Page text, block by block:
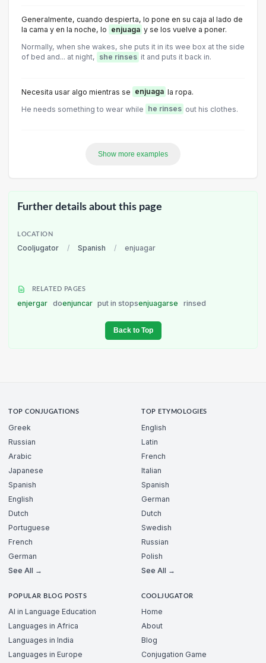
Generalmente, cuando despierta, lo pone en su caja al lado de
la cama y en la noche, lo enjuaga y se los vuelve a poner.
Normally, when she wakes, she puts it in its wee box at the side
of bed and... at night, she rinses it and puts it back in.
Necesita usar algo mientras se enjuaga la ropa.
He needs something to wear while
he rinses out his clothes.
Show more examples
Further details about this page
LOCATION
Cooljugator / Spanish / enjuagar
RELATED PAGES
enjergar doenjuncar put in stopsenjuagarse rinsed
Back to Top
TOP CONJUGATIONS
Greek
Russian
Arabic
Japanese
Spanish
English
Dutch
Portuguese
French
German
See All →
TOP ETYMOLOGIES
English
Latin
French
Italian
Spanish
German
Dutch
Swedish
Russian
Polish
See All →
POPULAR BLOG POSTS
AI in Language Education
Languages in Africa
Languages in India
Languages in Europe
COOLJUGATOR
Home
About
Blog
Conjugation Game